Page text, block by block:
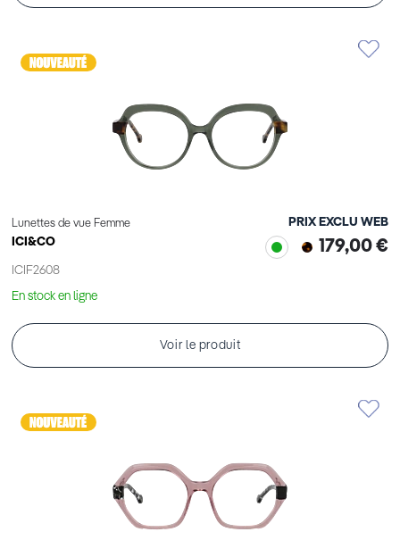
Lunettes de vue Femme
ICI&CO
ICIF2608
PRIX EXCLU WEB
179,00 €
En stock en ligne
Voir le produit